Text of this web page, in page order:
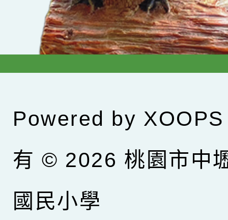
Powered by XOOPS
有 © 2026 桃園市中
國民小學